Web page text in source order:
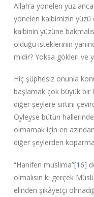
Allah’a yönelen yüz
yönelen kalbimizin yüzü
kalbinin yüzüne
olduğu isteklerinin
midir? Yoksa gökleri ve
Hiç şüphesiz onunla
başlamak çok büyük bir
diğer şeylere sırtını
Öyleyse bütün
olmamak için en
diğer şeylerden
“Hanifen muslima”[16]
olmalısın ki gerçek
elinden şikâyetçi